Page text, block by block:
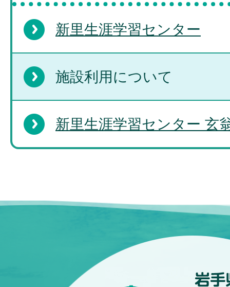
新里生涯学習センター
施設利用について
新里生涯学習センター 玄